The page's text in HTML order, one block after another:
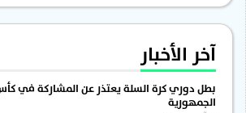
آخر الأخبار
بطل دوري كرة السلة يعتذر عن المشاركة في كأس
الجمهورية